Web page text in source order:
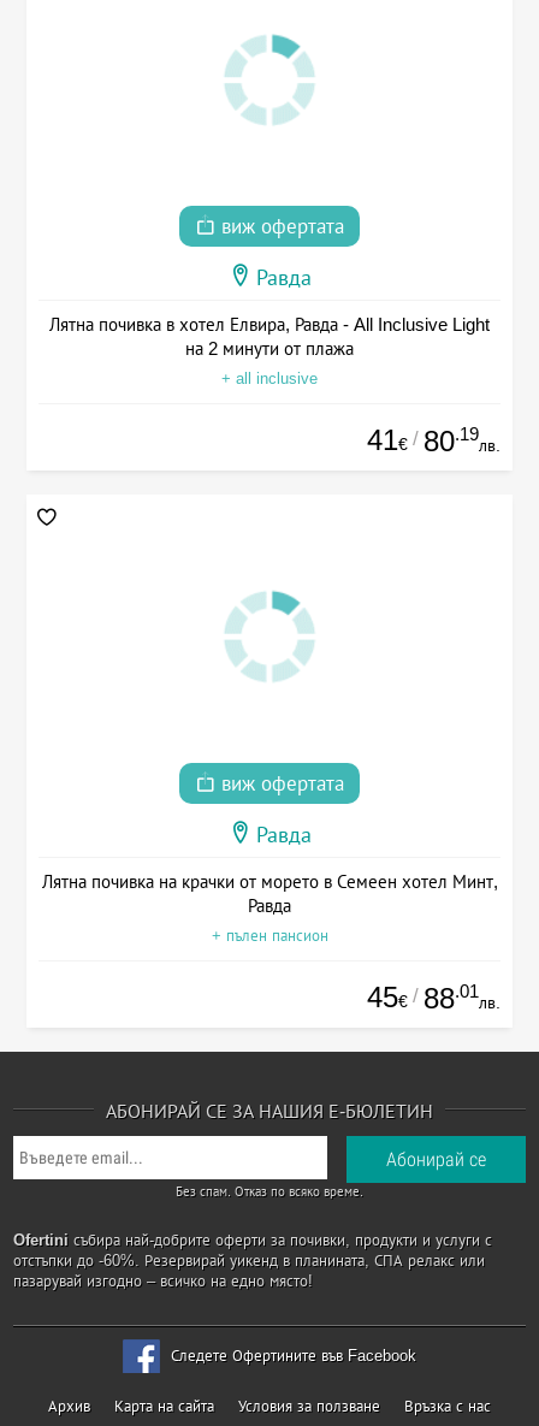
виж офертата
Равда
Лятна почивка в хотел Елвира, Равда - All Inclusive Light
на 2 минути от плажа
+ all inclusive
41€ / 80.19
лв.
виж офертата
Равда
Лятна почивка на крачки от морето в Семеен хотел Минт,
Равда
+ пълен пансион
45€ / 88.01
лв.
АБОНИРАЙ СЕ ЗА НАШИЯ Е-БЮЛЕТИН
Без спам. Отказ по всяко време.
Ofertini събира най-добрите оферти за почивки, продукти и услуги с
отстъпки до -60%. Резервирай уикенд в планината, СПА релакс или
пазарувай изгодно – всичко на едно място!
Следете Офертините във Facebook
Архив Карта на сайта Условия за ползване Връзка с нас